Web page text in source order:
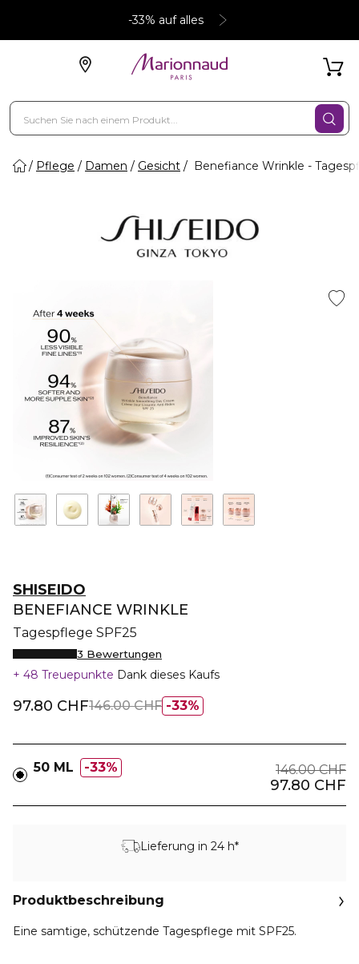
-33% auf alles
Pflege Damen Gesicht Benefiance Wrinkle -
SHISEIDO
BENEFIANCE WRINKLE
Tagespflege SPF25
3 Bewertungen
48 Treuepunkte Dank dieses Kaufs
33%
97.80 CHF146.00 CHF
50 ML 33% 146.00 CHF
97.80 CHF
Lieferung in 24 h*
Produktbeschreibung
Eine samtige, schützende Tagespflege mit SPF25.